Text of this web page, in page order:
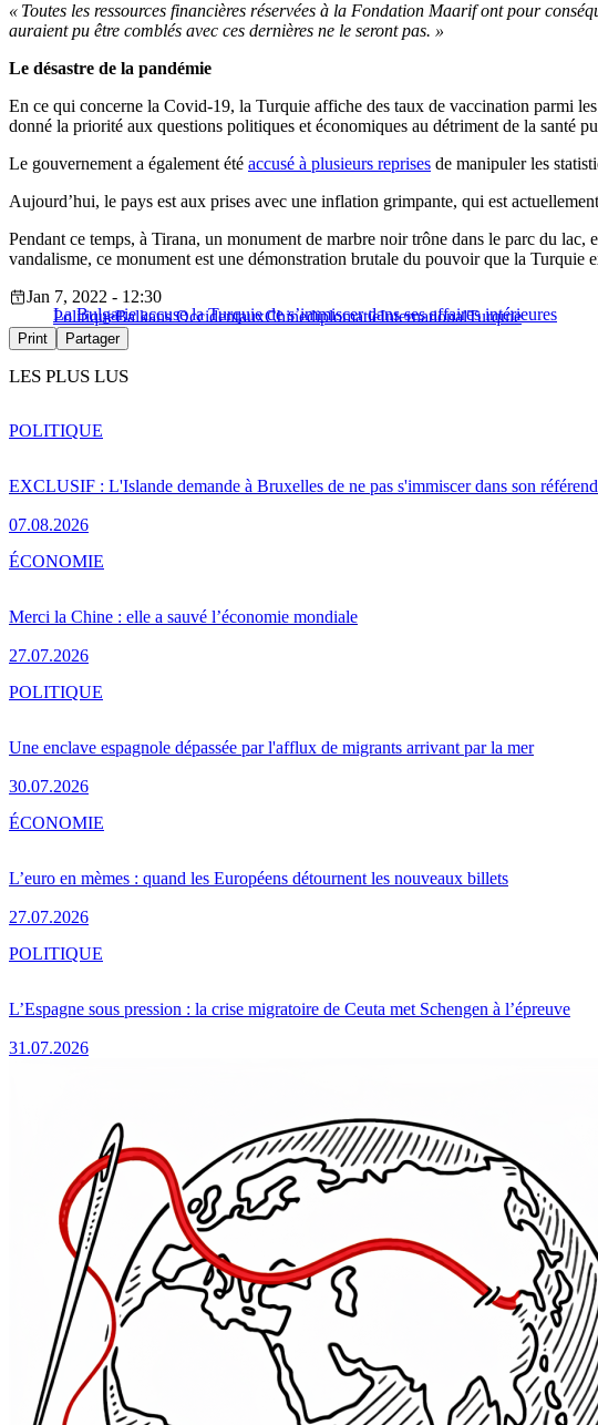
« Toutes les ressources financières réservées à la Fondation Maarif ont pour
auraient pu être comblés avec ces dernières ne le seront pas. »
Le désastre de la pandémie
En ce qui concerne la Covid-19, la Turquie affiche des taux de vaccination parmi
donné la priorité aux questions politiques et économiques au détriment de la santé
Le gouvernement a également été accusé à plusieurs reprises de manipuler les
Aujourd’hui, le pays est aux prises avec une inflation grimpante, qui est
Pendant ce temps, à Tirana, un monument de marbre noir trône dans le parc du
vandalisme, ce monument est une démonstration brutale du pouvoir que la Turquie
La Bulgarie accuse la Turquie de s’immiscer dans ses affaires intérieures
Jan 7, 2022 - 12:30
PolitiqueBalkans OccidentauxChinediplomatieInternationalTurquie
Print Partager
LES PLUS LUS
EXCLUSIF : L'Islande demande à Bruxelles de ne pas s'immiscer dans son
07.08.2026
POLITIQUE
Merci la Chine : elle a sauvé l’économie mondiale
27.07.2026
ÉCONOMIE
Une enclave espagnole dépassée par l'afflux de migrants arrivant par la mer
30.07.2026
POLITIQUE
L’euro en mèmes : quand les Européens détournent les nouveaux billets
27.07.2026
ÉCONOMIE
L’Espagne sous pression : la crise migratoire de Ceuta met Schengen à l’épreuve
31.07.2026
POLITIQUE